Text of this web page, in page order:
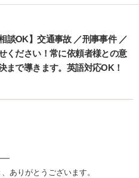
談OK】交通事故 ／刑事事件 ／
ください！常に依頼者様との意
まで導きます。英語対応OK！
ありがとうございます。